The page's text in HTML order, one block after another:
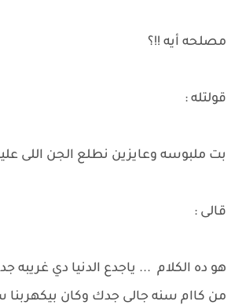
مصلحه أيه !!؟
قولتله :
بت ملبوسه وعايزين نطلع الجن اللى
قالى :
هو ده الكلام ... ياجدع الدنيا دي غريبه
من كاام سنه جالى جدك وكان